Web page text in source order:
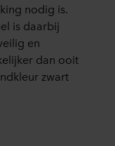
nodig is.
is daarbij
en
dan ooit
zwart